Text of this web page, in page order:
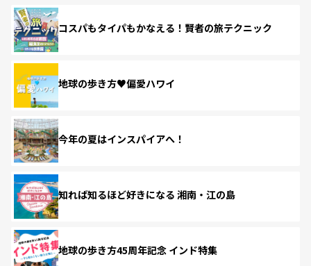
コスパもタイパもかなえる！賢者の旅テクニック
地球の歩き方♥偏愛ハワイ
今年の夏はインスパイアへ！
知れば知るほど好きになる 湘南・江の島
地球の歩き方45周年記念 インド特集